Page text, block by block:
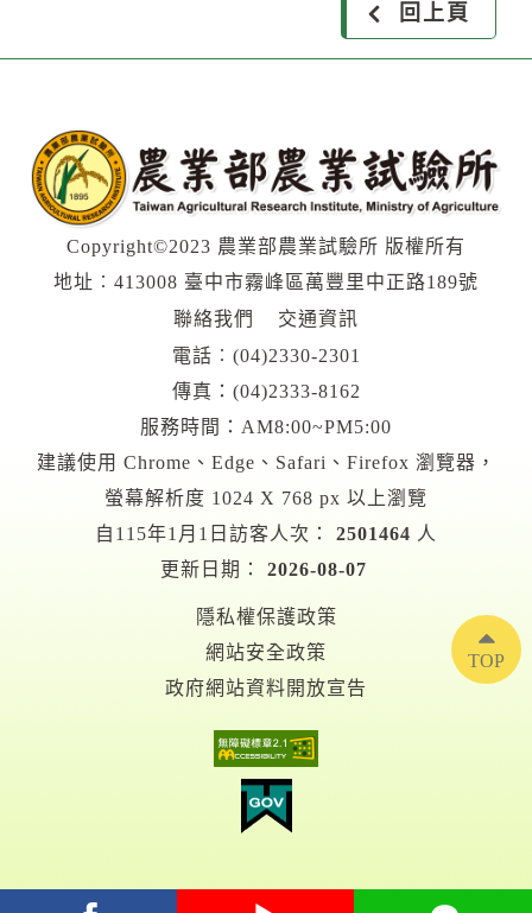
回上頁
Copyright©2023 農業部農業試驗所 版權所有
地址︰413008 臺中市霧峰區萬豐里中正路189號
聯絡我們
交通資訊
電話︰ (04)2330-2301
傳真：(04)2333-8162
服務時間：AM8:00~PM5:00
建議使用 Chrome、Edge、Safari、Firefox 瀏覽器，
螢幕解析度 1024 X 768 px 以上瀏覽
自115年1月1日訪客人次：
2501464 人
更新日期：
2026-08-07
隱私權保護政策
網站安全政策
政府網站資料開放宣告
TOP